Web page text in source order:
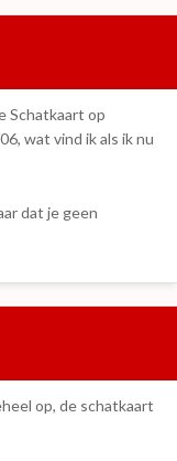
Schatkaart op
wat vind ik als ik nu
dat je geen
op, de schatkaart